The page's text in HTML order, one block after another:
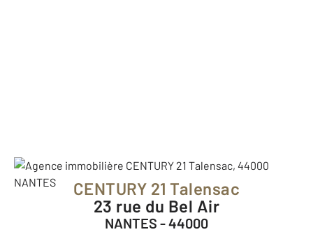
CENTURY 21 Talensac
23 rue du Bel Air
NANTES - 44000